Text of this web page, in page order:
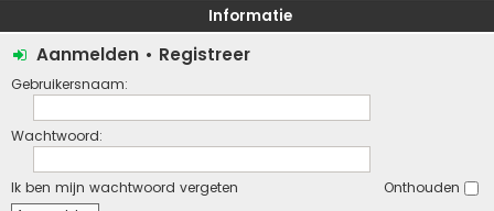
Informatie
Aanmelden • Registreer
Gebruikersnaam:
Wachtwoord:
Ik ben mijn wachtwoord vergeten Onthouden